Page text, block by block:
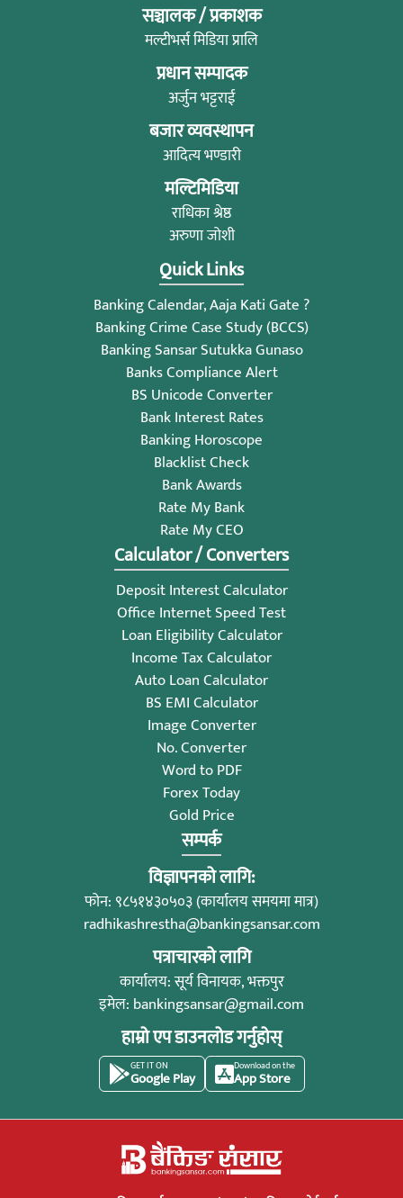
सञ्चालक / प्रकाशक
मल्टीभर्स मिडिया प्रालि
प्रधान सम्पादक
अर्जुन भट्टराई
बजार व्यवस्थापन
आदित्य भण्डारी
मल्टिमिडिया
राधिका श्रेष्ठ
अरुणा जोशी
Quick Links
Banking Calendar, Aaja Kati Gate ?
Banking Crime Case Study (BCCS)
Banking Sansar Sutukka Gunaso
Banks Compliance Alert
BS Unicode Converter
Bank Interest Rates
Banking Horoscope
Blacklist Check
Bank Awards
Rate My Bank
Rate My CEO
Calculator / Converters
Deposit Interest Calculator
Office Internet Speed Test
Loan Eligibility Calculator
Income Tax Calculator
Auto Loan Calculator
BS EMI Calculator
Image Converter
No. Converter
Word to PDF
Forex Today
Gold Price
सम्पर्क
विज्ञापनको लागि:
फोन: ९८५१४३०५०३ (कार्यालय समयमा मात्र)
radhikashrestha@bankingsansar.com
पत्राचारको लागि
कार्यालय: सूर्य विनायक, भक्तपुर
इमेल: bankingsansar@gmail.com
हाम्रो एप डाउनलोड गर्नुहोस्
GET IT ON
Google Play
Download on the
App Store